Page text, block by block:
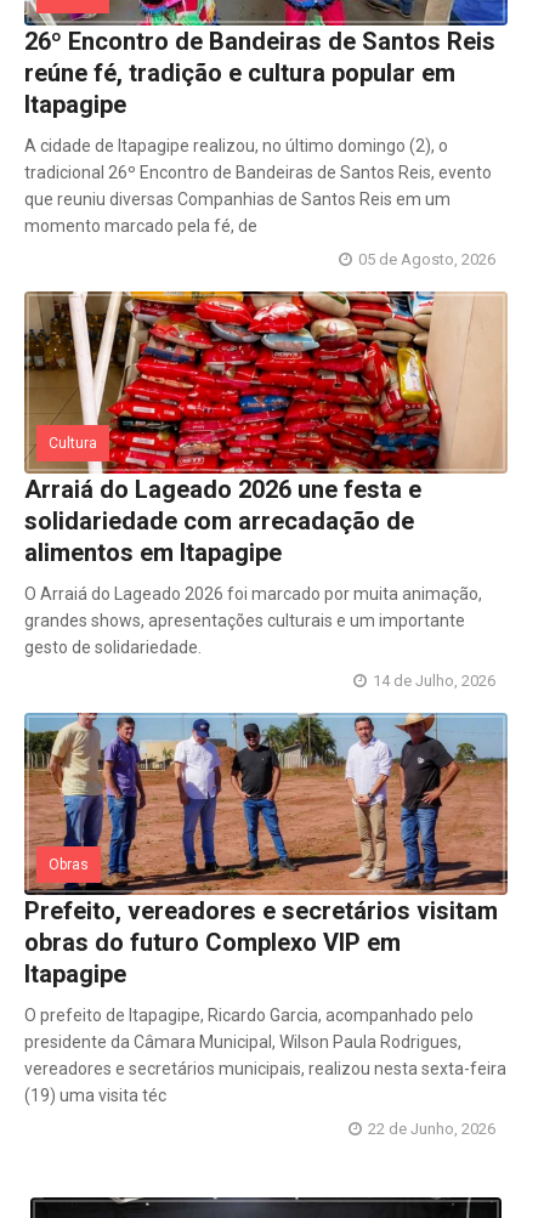
26º Encontro de Bandeiras de Santos Reis
reúne fé, tradição e cultura popular em
Itapagipe
A cidade de Itapagipe realizou, no último domingo (2), o
tradicional 26º Encontro de Bandeiras de Santos Reis, evento
que reuniu diversas Companhias de Santos Reis em um
momento marcado pela fé, de
05 de Agosto, 2026
Cultura
Arraiá do Lageado 2026 une festa e
solidariedade com arrecadação de
alimentos em Itapagipe
O Arraiá do Lageado 2026 foi marcado por muita animação,
grandes shows, apresentações culturais e um importante
gesto de solidariedade.
14 de Julho, 2026
Obras
Prefeito, vereadores e secretários visitam
obras do futuro Complexo VIP em
Itapagipe
O prefeito de Itapagipe, Ricardo Garcia, acompanhado pelo
presidente da Câmara Municipal, Wilson Paula Rodrigues,
vereadores e secretários municipais, realizou nesta sexta-feira
(19) uma visita téc
22 de Junho, 2026